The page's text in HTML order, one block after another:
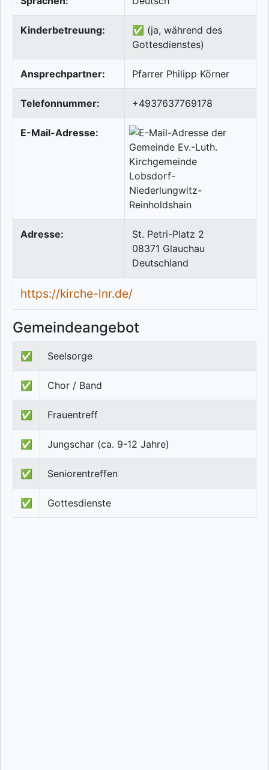
Kinderbetreuung:
✅ (ja, während des
Gottesdienstes)
Ansprechpartner: Pfarrer Philipp Körner
Telefonnummer: +4937637769178
E-Mail-Adresse:
Adresse:
St. Petri-Platz 2
08371 Glauchau
Deutschland
https://kirche-lnr.de/
Gemeindeangebot
✅ Seelsorge
✅ Chor / Band
✅ Frauentreff
✅ Jungschar (ca. 9-12 Jahre)
✅ Seniorentreffen
✅ Gottesdienste